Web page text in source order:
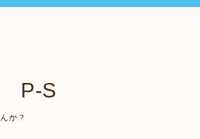
P-S
か？